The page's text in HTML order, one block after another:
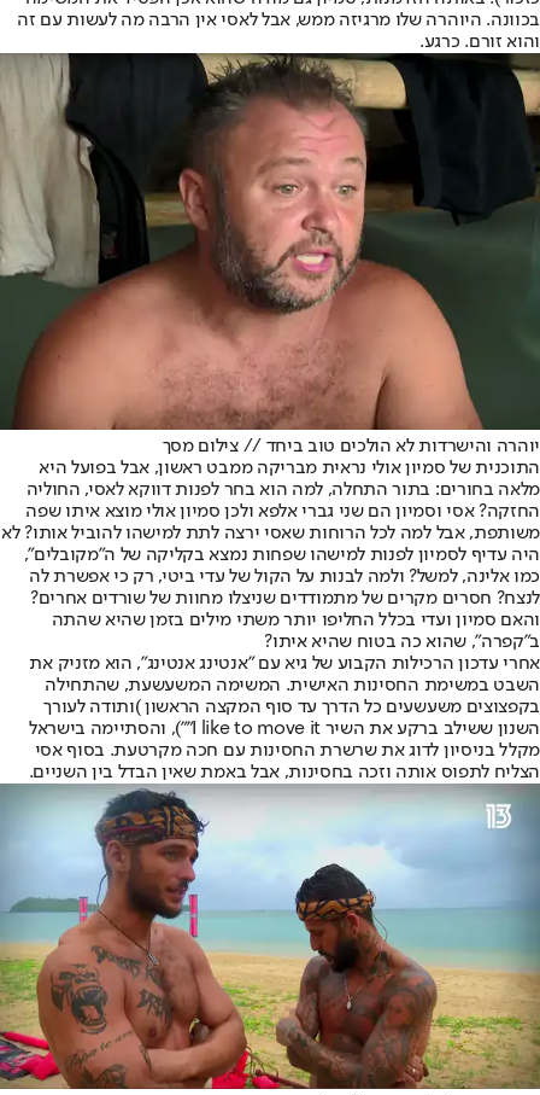
בכוונה. היוהרה שלו מרגיזה ממש, אבל לאסי אין הרבה מה לעשות עם זה
והוא זורם. כרגע.
יוהרה והישרדות לא הולכים טוב ביחד // צילום מסך
התוכנית של סמיון אולי נראית מבריקה ממבט ראשון, אבל בפועל היא
מלאה בחורים: בתור התחלה, למה הוא בחר לפנות דווקא לאסי, החוליה
החזקה? אסי וסמיון הם שני גברי אלפא ולכן סמיון אולי מוצא איתו שפה
משותפת, אבל למה לכל הרוחות שאסי ירצה לתת למישהו להוביל אותו? לא
היה עדיף לסמיון לפנות למישהו שפחות נמצא בקליקה של ה"מקובלים",
כמו אלינה, למשל? ולמה לבנות על הקול של עדי ביטי, רק כי אפשרת לה
לנצח? חסרים מקרים של מתמודדים שניצלו מחוות של שורדים אחרים?
והאם סמיון ועדי בכלל החליפו יותר משתי מילים בזמן שהיא שהתה
ב"קפרה", שהוא כה בטוח שהיא איתו?
אחרי עדכון הרכילות הקבוע של גיא עם "אנטינג אנטינג", הוא מזניק את
השבט במשימת החסינות האישית. המשימה המשעשעת, שהתחילה
בקפצוצים משעשעים כל הדרך עד סוף המקצה הראשון )ותודה לעורך
השנון ששילב ברקע את השיר I like to move it""), והסתיימה בישראל
מקלל בניסיון לדוג את שרשרת החסינות עם חכה מקרטעת. בסוף אסי
הצליח לתפוס אותה וזכה בחסינות, אבל באמת שאין הבדל בין השניים.